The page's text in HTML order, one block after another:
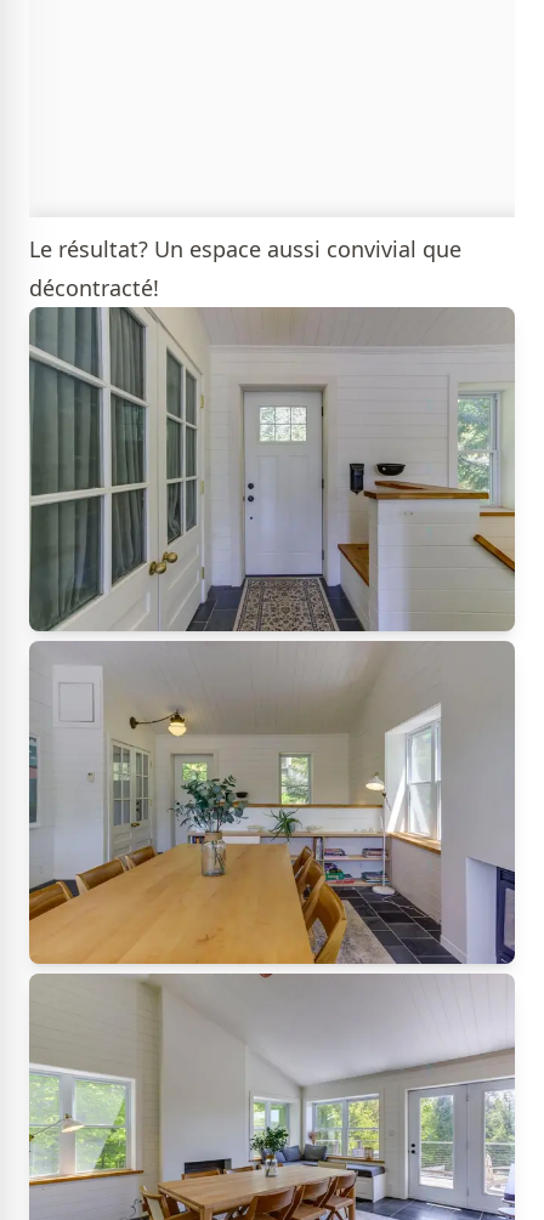
Le résultat? Un espace aussi convivial que
décontracté!